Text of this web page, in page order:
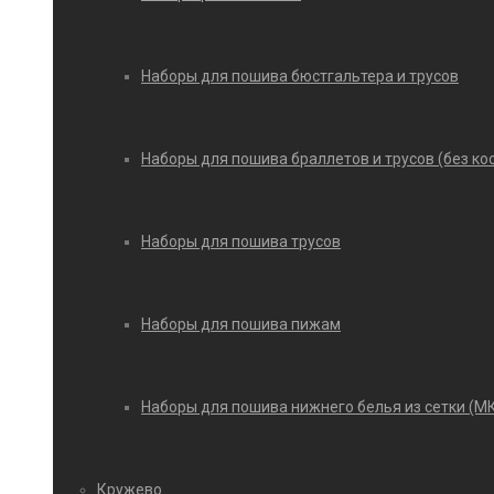
Наборы для пошива бюстгальтера и трусов
Наборы для пошива браллетов и трусов (без
Наборы для пошива трусов
Наборы для пошива пижам
Наборы для пошива нижнего белья из сетки
Кружево